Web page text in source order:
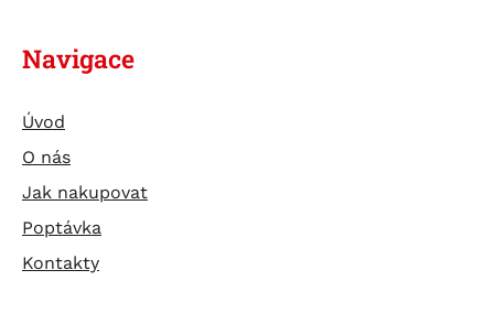
Navigace
Úvod
O nás
Jak nakupovat
Poptávka
Kontakty